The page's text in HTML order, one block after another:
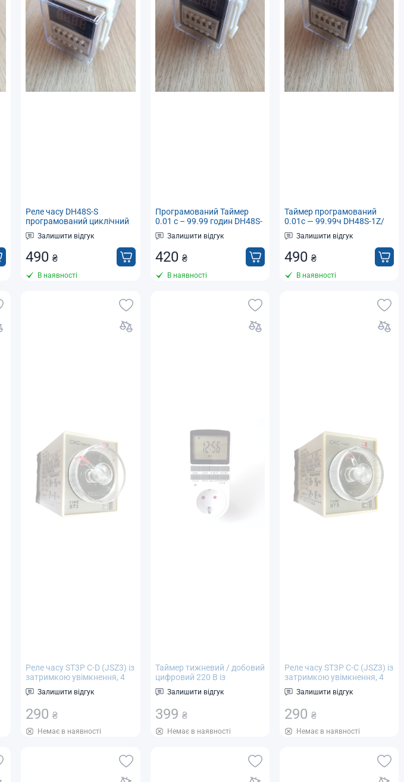
Реле часу DH48S-S
програмований циклічний
таймер 0.1 с - 99 год,
живлення 24V DC/AC
Залишити відгук
490₴
В наявності
Програмований Таймер
0.01 с – 99.99 годин DH48S-
1Z / Реле часу 220В
Залишити відгук
420 ₴
В наявності
Таймер програмований
0.01с — 99.99ч DH48S-1Z/
Реле часу AC/DC 24V
Залишити відгук
490 ₴
В наявності
Реле часу ST3P C-D (JSZ3) із
затримкою увімкнення, 4
діапазони: 10 с; 100 с; 10 хв;
60 хв, AC 220 V
Залишити відгук
290₴
Немає в наявності
Таймер тижневий / добовий
цифровий 220 В із
розеткою і вилкою TM515
для побутових приладів
Залишити відгук
399 ₴
Немає в наявності
Реле часу ST3P C-C (JSZ3) із
затримкою увімкнення, 4
діапазони: 5 с; 50 с; 5 хв; 30
хв, AC 220 V
Залишити відгук
290 ₴
Немає в наявності